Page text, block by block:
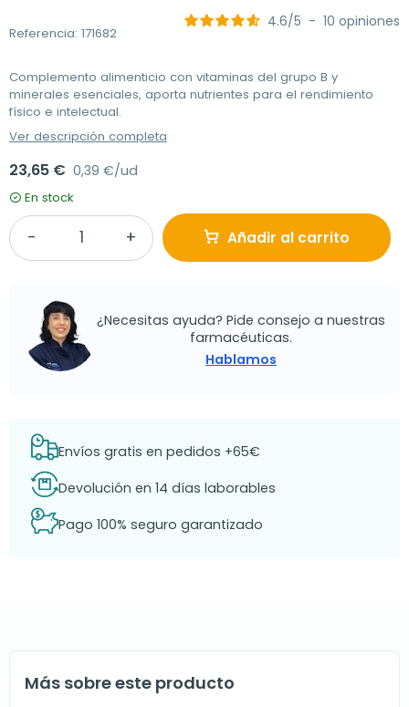
Referencia: 171682
4.6/5 - 10 opiniones
Complemento alimenticio con vitaminas del grupo B y
minerales esenciales, aporta nutrientes para el rendimiento
físico e intelectual.
Ver descripción completa
23,65 € 0,39 €/ud
En stock
Añadir al carrito
¿Necesitas ayuda? Pide consejo a nuestras
farmacéuticas.
Hablamos
Envíos gratis en pedidos +65€
Devolución en 14 días laborables
Pago 100% seguro garantizado
Más sobre este producto